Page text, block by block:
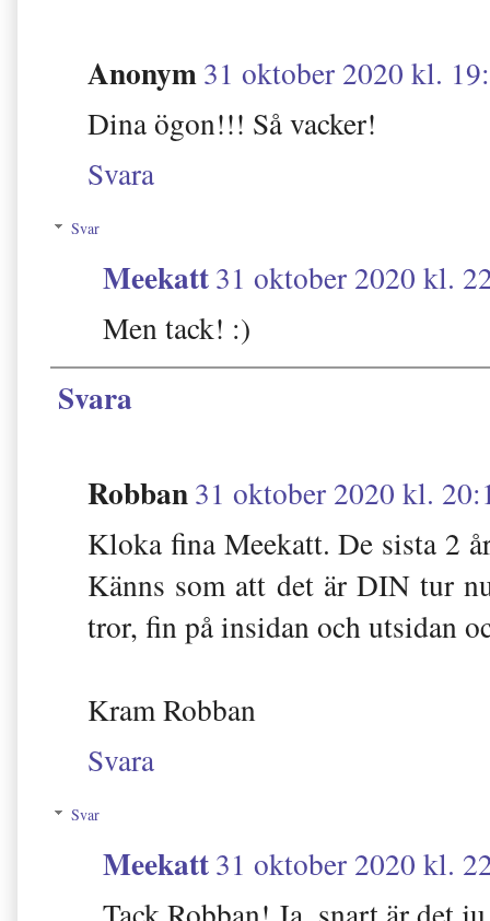
Anonym31 oktober 2020 kl.
Dina ögon!!! Så vacker!
Svara
Svar
Meekatt31 oktober 2020 kl.
Men tack! :)
Svara
Robban31 oktober 2020 kl.
Kloka fina Meekatt. De sista 2
Känns som att det är DIN tur
tror, fin på insidan och utsidan
Kram Robban
Svara
Svar
Meekatt31 oktober 2020 kl.